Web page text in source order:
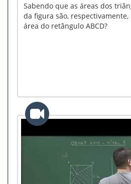
Sabendo que as áreas dos
da figura são, respectivamente,
área do retângulo ABCD?